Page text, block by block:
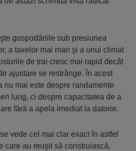
gospodăriile sub presiunea
a taxelor mai mari şi a unui climat
de trai cresc mai rapid decât
ajustare se restrânge. În acest
nu mai este despre randamente
lung, ci despre capacitatea de a
fără a apela imediat la datorie.
vede cel mai clar exact în astfel
care au reuşit să construiască,